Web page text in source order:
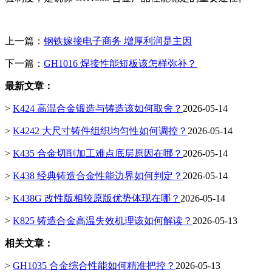
上一篇： 钢铁嫁接电子商务 增厚利润是主因
下一篇： GH1016 焊接性能短板该怎样弥补？
最新文章：
> K424 高温合金锻造与铸造该如何取舍？ 2026-05-14
> K4242 大尺寸铸件组织均匀性如何调控？ 2026-05-14
> K435 合金切削加工难点底层原因在哪？ 2026-05-14
> K438 经典铸造合金性能边界如何判定？ 2026-05-14
> K438G 改性版相较原版优势体现在哪？ 2026-05-14
> K825 铸造合金高温失效机理该如何解读？ 2026-05-13
相关文章：
> GH1035 合金综合性能如何精准把控？ 2026-05-13